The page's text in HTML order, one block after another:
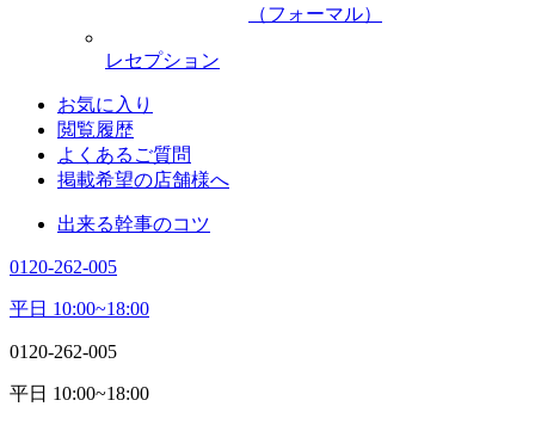
（フォーマル）
レセプション
お気に入り
閲覧履歴
よくあるご質問
掲載希望の店舗様へ
出来る幹事のコツ
0120-262-005
平日 10:00~18:00
0120-262-005
平日 10:00~18:00